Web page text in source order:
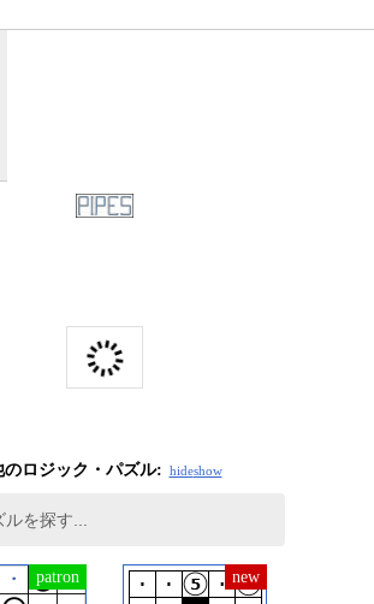
のロジック・パズル: hideshow